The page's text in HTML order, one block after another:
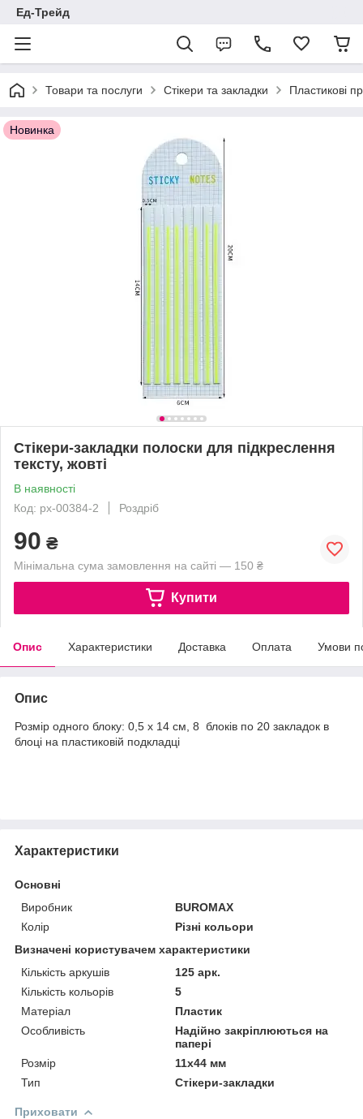
Ед-Трейд
Товари та послуги Стікери та закладки Пластикові
Новинка
Стікери-закладки полоски для підкреслення
тексту, жовті
В наявності
Код: px-00384-2
Роздріб
90 ₴
Мінімальна сума замовлення на сайті — 150 ₴
Купити
Опис Характеристики Доставка Оплата Умови
Опис
Розмір одного блоку: 0,5 х 14 см, 8 блоків по 20 закладок в
блоці на пластиковій подкладці
Характеристики
Основні
Виробник
BUROMAX
Колір
Різні кольори
Визначені користувачем характеристики
Кількість аркушів
125 арк.
Кількість кольорів
5
Матеріал
Пластик
Особливість
Надійно закріплюються на
папері
Розмір
11х44 мм
Тип
Стікери-закладки
Приховати